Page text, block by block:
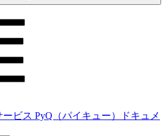
ビス PyQ（パイキュー）ドキュメ